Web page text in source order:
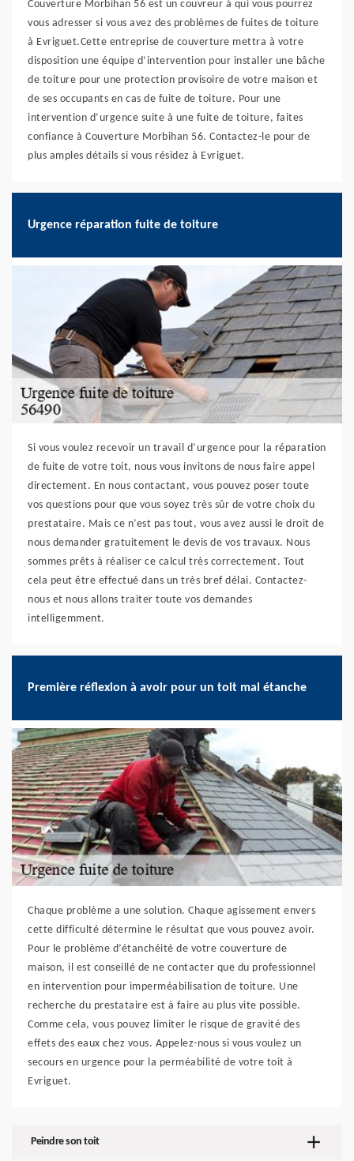
Couverture Morbihan 56 est un couvreur à qui vous pourrez
vous adresser si vous avez des problèmes de fuites de toiture
à Evriguet.Cette entreprise de couverture mettra à votre
disposition une équipe d’intervention pour installer une bâche
de toiture pour une protection provisoire de votre maison et
de ses occupants en cas de fuite de toiture. Pour une
intervention d’urgence suite à une fuite de toiture, faites
confiance à Couverture Morbihan 56. Contactez-le pour de
plus amples détails si vous résidez à Evriguet.
Urgence réparation fuite de toiture
Si vous voulez recevoir un travail d’urgence pour la réparation
de fuite de votre toit, nous vous invitons de nous faire appel
directement. En nous contactant, vous pouvez poser toute
vos questions pour que vous soyez très sûr de votre choix du
prestataire. Mais ce n’est pas tout, vous avez aussi le droit de
nous demander gratuitement le devis de vos travaux. Nous
sommes prêts à réaliser ce calcul très correctement. Tout
cela peut être effectué dans un très bref délai. Contactez-
nous et nous allons traiter toute vos demandes
intelligemment.
Première réflexion à avoir pour un toit mal étanche
Chaque problème a une solution. Chaque agissement envers
cette difficulté détermine le résultat que vous pouvez avoir.
Pour le problème d’étanchéité de votre couverture de
maison, il est conseillé de ne contacter que du professionnel
en intervention pour imperméabilisation de toiture. Une
recherche du prestataire est à faire au plus vite possible.
Comme cela, vous pouvez limiter le risque de gravité des
effets des eaux chez vous. Appelez-nous si vous voulez un
secours en urgence pour la perméabilité de votre toit à
Evriguet.
Peindre son toit